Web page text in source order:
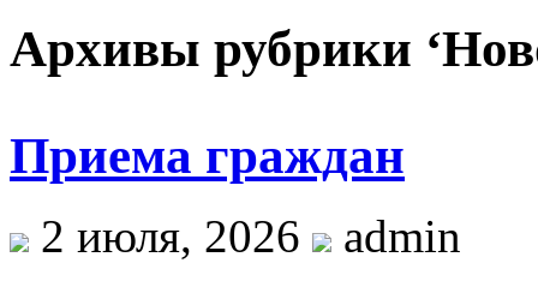
Архивы рубрики
Приема граждан
2 июля, 2026
admin